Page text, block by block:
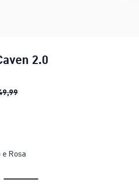
2.0
Tênis PUMA Caven 2.0
Rosa